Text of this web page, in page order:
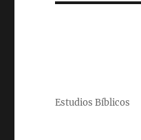
Estudios Bíblicos